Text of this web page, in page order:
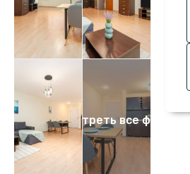
Посмотреть все фото 16